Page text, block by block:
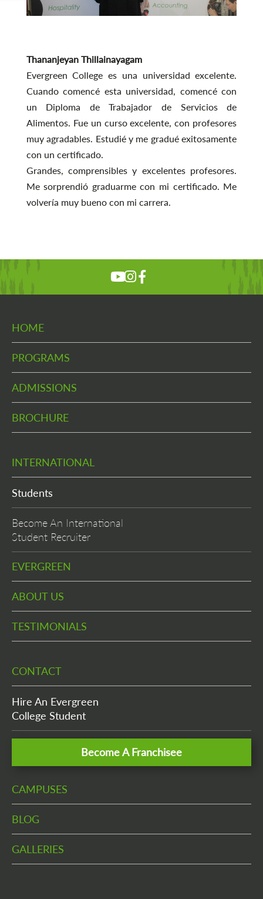
Thananjeyan Thillainayagam
Evergreen College es una universidad excelente.
Cuando comencé esta universidad, comencé con
un Diploma de Trabajador de Servicios de
Alimentos. Fue un curso excelente, con profesores
muy agradables. Estudié y me gradué exitosamente
con un certificado.
Grandes, comprensibles y excelentes profesores.
Me sorprendió graduarme con mi certificado. Me
volvería muy bueno con mi carrera.
HOME
PROGRAMS
ADMISSIONS
BROCHURE
INTERNATIONAL
Students
Become An International
Student Recruiter
EVERGREEN
ABOUT US
TESTIMONIALS
CONTACT
Hire An Evergreen
College Student
Become A Franchisee
CAMPUSES
BLOG
GALLERIES